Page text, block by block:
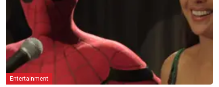
Entertainment